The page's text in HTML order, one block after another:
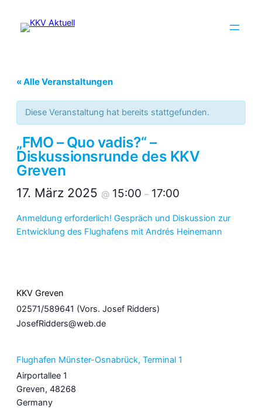
« Alle Veranstaltungen
Diese Veranstaltung hat bereits stattgefunden.
„FMO – Quo vadis?“ –
Diskussionsrunde des KKV
Greven
17. März 2025 @ 15:00 – 17:00
Anmeldung erforderlich! Gespräch und Diskussion zur
Entwicklung des Flughafens mit Andrés Heinemann
KKV Greven
02571/589641 (Vors. Josef Ridders)
JosefRidders@web.de
Flughafen Münster-Osnabrück, Terminal 1
Airportallee 1
Greven, 48268
Germany